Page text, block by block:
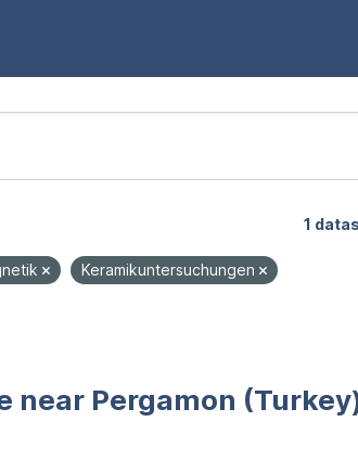
1
Keramikuntersuchungen
near Pergamon